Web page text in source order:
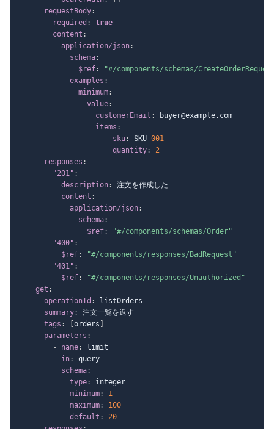
requestBody:
required :
true
content :
application/json:
schema:
$ref:
"#/components/schemas/
examples :
minimum:
value:
customerEmail :
buyer@example.com
items :
-
sku: SKU-001
quantity:
2
responses :
"201" :
description:
注文を作成した
content :
application/json:
schema:
$ref:
"#/components/schemas/Order"
"400" :
$ref:
"#/components/responses/BadRequest"
"401" :
$ref:
"#/components/responses/Unauthorized"
get :
operationId :
listOrders
summary:
注文一覧を返す
tags : orders
parameters :
-
name:
limit
in:
query
schema:
type:
integer
minimum:
1
maximum:
100
default :
20